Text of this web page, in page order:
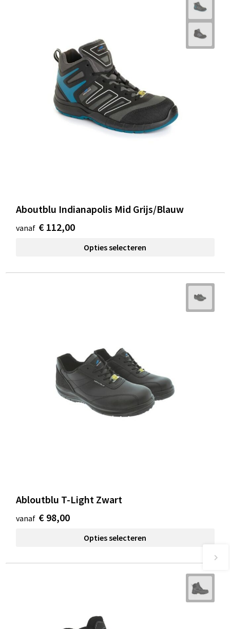
Aboutblu Indianapolis Mid Grijs/Blauw
vanaf € 112,00
Opties selecteren
Abloutblu T-Light Zwart
vanaf € 98,00
Opties selecteren